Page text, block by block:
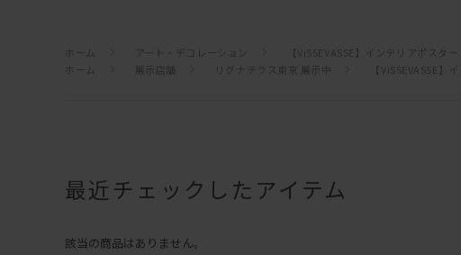
ホーム アート・デコレーション
【ViSSEVASSE】インテリアポスタ
ホーム
展示店舗 リグナテラス東京 展示中 【ViSSEVASSE】
最近チェックしたアイテム
該当の商品はありません。